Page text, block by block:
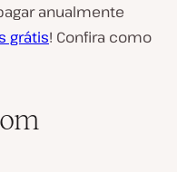
anualmente
grátis! Confira como